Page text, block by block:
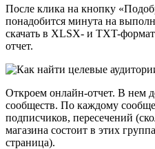
После клика на кнопку
понадобится минута на
скачать в XLSX- и TXT-
отчет.
Откроем онлайн-отчет. В нем
сообществ. По каждому
подписчиков, пересечений
магазина состоит в этих
страница).